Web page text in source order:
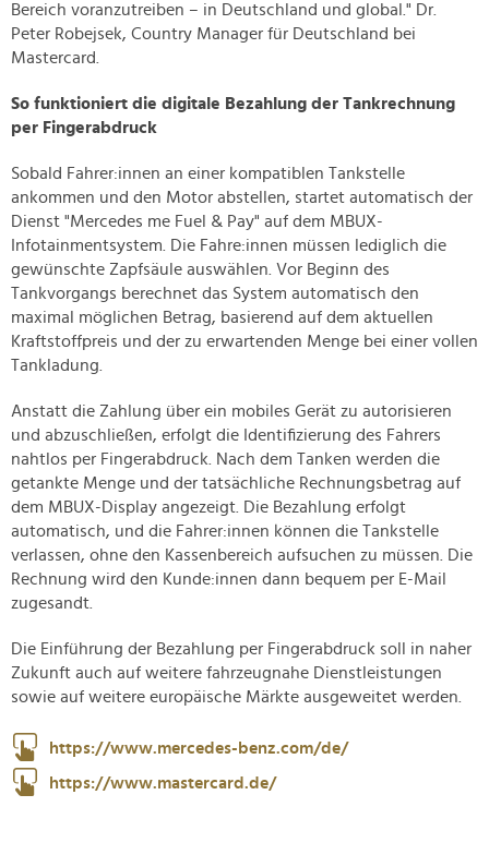
Bereich voranzutreiben – in Deutschland und global." Dr.
Peter Robejsek, Country Manager für Deutschland bei
Mastercard.
So funktioniert die digitale Bezahlung der Tankrechnung
per Fingerabdruck
Sobald Fahrer:innen an einer kompatiblen Tankstelle
ankommen und den Motor abstellen, startet automatisch der
Dienst "Mercedes me Fuel & Pay" auf dem MBUX-
Infotainmentsystem. Die Fahre:innen müssen lediglich die
gewünschte Zapfsäule auswählen. Vor Beginn des
Tankvorgangs berechnet das System automatisch den
maximal möglichen Betrag, basierend auf dem aktuellen
Kraftstoffpreis und der zu erwartenden Menge bei einer vollen
Tankladung.
Anstatt die Zahlung über ein mobiles Gerät zu autorisieren
und abzuschließen, erfolgt die Identifizierung des Fahrers
nahtlos per Fingerabdruck. Nach dem Tanken werden die
getankte Menge und der tatsächliche Rechnungsbetrag auf
dem MBUX-Display angezeigt. Die Bezahlung erfolgt
automatisch, und die Fahrer:innen können die Tankstelle
verlassen, ohne den Kassenbereich aufsuchen zu müssen. Die
Rechnung wird den Kunde:innen dann bequem per E-Mail
zugesandt.
Die Einführung der Bezahlung per Fingerabdruck soll in naher
Zukunft auch auf weitere fahrzeugnahe Dienstleistungen
sowie auf weitere europäische Märkte ausgeweitet werden.
https://www.mercedes-benz.com/de/
https://www.mastercard.de/